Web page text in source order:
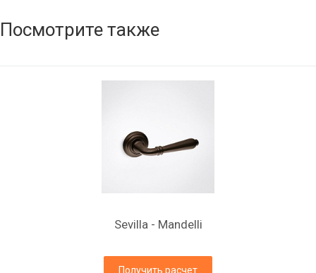
Посмотрите также
Sevilla - Mandelli
Получить расчет